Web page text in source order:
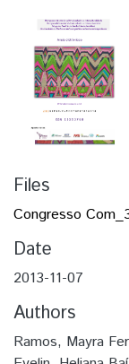
Files
Congresso
Date
2013-11-07
Authors
Ramos, Mayra